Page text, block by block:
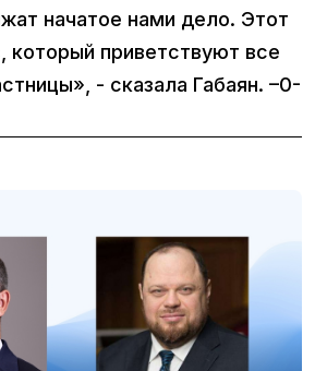
начатое нами дело. Этот
который приветствуют все
- сказала Габаян. –0-